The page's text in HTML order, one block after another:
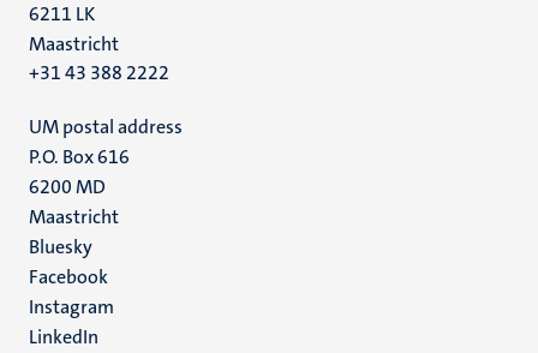
6211 LK
Maastricht
+31 43 388 2222
UM postal address
P.O. Box 616
6200 MD
Maastricht
Social
media
Bluesky
Facebook
Instagram
LinkedIn